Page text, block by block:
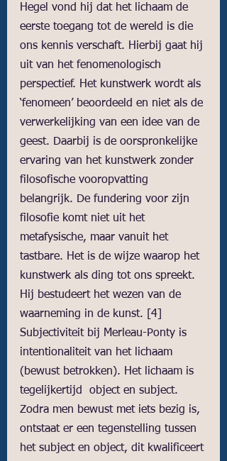
Hegel vond hij dat het lichaam de
eerste toegang tot de wereld is die
ons kennis verschaft. Hierbij gaat hij
uit van het fenomenologisch
perspectief. Het kunstwerk wordt als
‘fenomeen’ beoordeeld en niet als de
verwerkelijking van een idee van de
geest. Daarbij is de oorspronkelijke
ervaring van het kunstwerk zonder
filosofische vooropvatting
belangrijk. De fundering voor zijn
filosofie komt niet uit het
metafysische, maar vanuit het
tastbare. Het is de wijze waarop het
kunstwerk als ding tot ons spreekt.
Hij bestudeert het wezen van de
waarneming in de kunst.
[4]
Subjectiviteit bij Merleau-Ponty is
intentionaliteit van het lichaam
(bewust betrokken). Het lichaam is
tegelijkertijd  object en subject.
Zodra men bewust met iets bezig is,
ontstaat er een tegenstelling tussen
het subject en object, dit kwalificeert